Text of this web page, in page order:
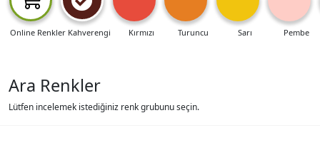
Online Renkler Kahverengi Kırmızı Turuncu Sarı Pembe
Ara Renkler
Lütfen incelemek istediğiniz renk grubunu seçin.